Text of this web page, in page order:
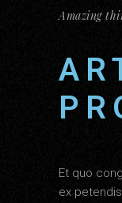
Amazing
Et quo
ex